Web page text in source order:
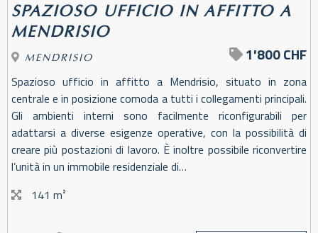
SPAZIOSO UFFICIO IN AFFITTO A
MENDRISIO
MENDRISIO 1'800 CHF
Spazioso ufficio in affitto a Mendrisio, situato in zona
centrale e in posizione comoda a tutti i collegamenti principali.
Gli ambienti interni sono facilmente riconfigurabili per
adattarsi a diverse esigenze operative, con la possibilità di
creare più postazioni di lavoro. È inoltre possibile riconvertire
l’unità in un immobile residenziale di…
141 m²